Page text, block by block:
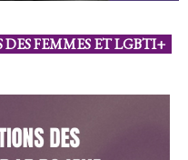
FEMMES ET LGBTI+